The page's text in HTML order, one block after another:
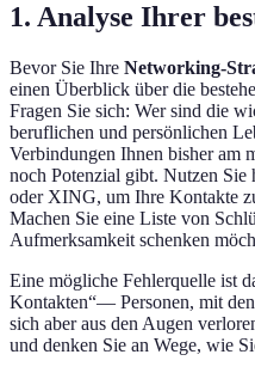
1. Analyse Ihrer
Bevor Sie Ihre Networking-
einen Überblick über die
Fragen Sie sich: Wer sind die
beruflichen und persönlichen
Verbindungen Ihnen bisher am
noch Potenzial gibt. Nutzen
oder XING, um Ihre Kontakte
Machen Sie eine Liste von
Aufmerksamkeit schenken
Eine mögliche Fehlerquelle ist
Kontakten“— Personen, mit
sich aber aus den Augen
und denken Sie an Wege, wie